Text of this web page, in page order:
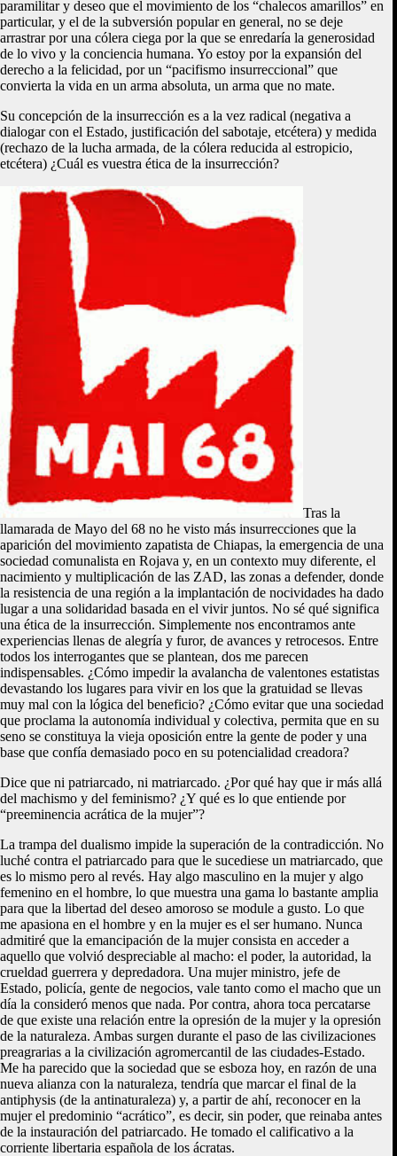
paramilitar y deseo que el movimiento de los “chalecos amarillos” en
particular, y el de la subversión popular en general, no se deje
arrastrar por una cólera ciega por la que se enredaría la generosidad
de lo vivo y la conciencia humana. Yo estoy por la expansión del
derecho a la felicidad, por un “pacifismo insurreccional” que
convierta la vida en un arma absoluta, un arma que no mate.
Su concepción de la insurrección es a la vez radical (negativa a
dialogar con el Estado, justificación del sabotaje, etcétera) y medida
(rechazo de la lucha armada, de la cólera reducida al estropicio,
etcétera) ¿Cuál es vuestra ética de la insurrección?
Tras la
llamarada de Mayo del 68 no he visto más insurrecciones que la
aparición del movimiento zapatista de Chiapas, la emergencia de una
sociedad comunalista en Rojava y, en un contexto muy diferente, el
nacimiento y multiplicación de las ZAD, las zonas a defender, donde
la resistencia de una región a la implantación de nocividades ha dado
lugar a una solidaridad basada en el vivir juntos. No sé qué significa
una ética de la insurrección. Simplemente nos encontramos ante
experiencias llenas de alegría y furor, de avances y retrocesos. Entre
todos los interrogantes que se plantean, dos me parecen
indispensables. ¿Cómo impedir la avalancha de valentones estatistas
devastando los lugares para vivir en los que la gratuidad se llevas
muy mal con la lógica del beneficio? ¿Cómo evitar que una sociedad
que proclama la autonomía individual y colectiva, permita que en su
seno se constituya la vieja oposición entre la gente de poder y una
base que confía demasiado poco en su potencialidad creadora?
Dice que ni patriarcado, ni matriarcado. ¿Por qué hay que ir más allá
del machismo y del feminismo? ¿Y qué es lo que entiende por
“preeminencia acrática de la mujer”?
La trampa del dualismo impide la superación de la contradicción. No
luché contra el patriarcado para que le sucediese un matriarcado, que
es lo mismo pero al revés. Hay algo masculino en la mujer y algo
femenino en el hombre, lo que muestra una gama lo bastante amplia
para que la libertad del deseo amoroso se module a gusto. Lo que
me apasiona en el hombre y en la mujer es el ser humano. Nunca
admitiré que la emancipación de la mujer consista en acceder a
aquello que volvió despreciable al macho: el poder, la autoridad, la
crueldad guerrera y depredadora. Una mujer ministro, jefe de
Estado, policía, gente de negocios, vale tanto como el macho que un
día la consideró menos que nada. Por contra, ahora toca percatarse
de que existe una relación entre la opresión de la mujer y la opresión
de la naturaleza. Ambas surgen durante el paso de las civilizaciones
preagrarias a la civilización agromercantil de las ciudades-Estado.
Me ha parecido que la sociedad que se esboza hoy, en razón de una
nueva alianza con la naturaleza, tendría que marcar el final de la
antiphysis (de la antinaturaleza) y, a partir de ahí, reconocer en la
mujer el predominio “acrático”, es decir, sin poder, que reinaba antes
de la instauración del patriarcado. He tomado el calificativo a la
corriente libertaria española de los ácratas.